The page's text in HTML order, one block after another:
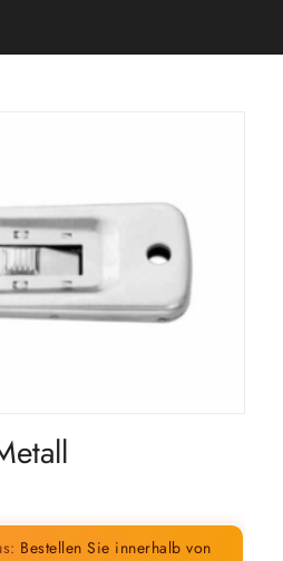
Bestellen Sie innerhalb von